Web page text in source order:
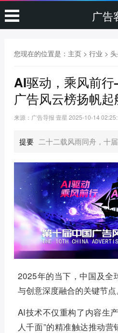
广告
您现在的位置是： 主页> 行业 >
AI驱动，乘风前
广告风云榜扬帆起
来源：广告导报 壹星 2025-10-14
提要 二十二载风雨同舟，十
2025年的当下，中国及全
与创意深度融合的关键节点。
AI技术不仅重构了内容生
人千面”的精准触达推动